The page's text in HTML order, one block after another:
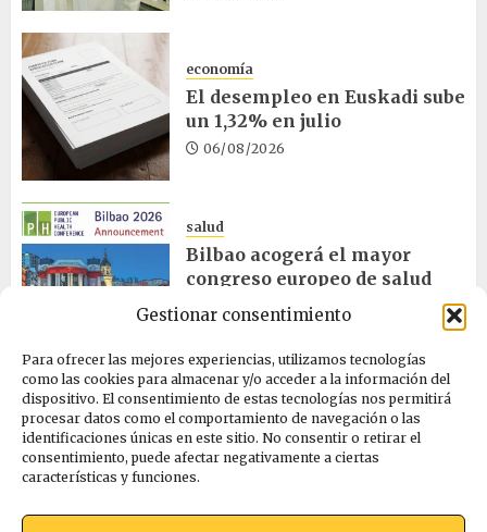
Gestionar consentimiento
Para ofrecer las mejores experiencias, utilizamos tecnologías
como las cookies para almacenar y/o acceder a la información del
dispositivo. El consentimiento de estas tecnologías nos permitirá
procesar datos como el comportamiento de navegación o las
identificaciones únicas en este sitio. No consentir o retirar el
consentimiento, puede afectar negativamente a ciertas
características y funciones.
economía
El desempleo en Euskadi sube
un 1,32% en julio
06/08/2026
salud
Bilbao acogerá el mayor
congreso europeo de salud
pública en noviembre
ciencia
La exposición sobre el eclipse
concluye en Laguardia